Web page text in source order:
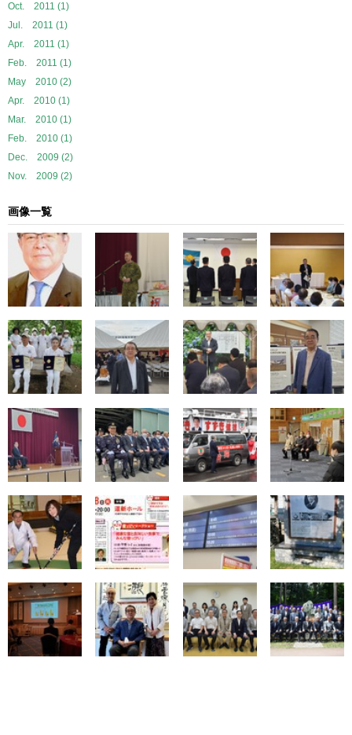
Oct. 2011 (1)
Jul. 2011 (1)
Apr. 2011 (1)
Feb. 2011 (1)
May 2010 (2)
Apr. 2010 (1)
Mar. 2010 (1)
Feb. 2010 (1)
Dec. 2009 (2)
Nov. 2009 (2)
画像一覧